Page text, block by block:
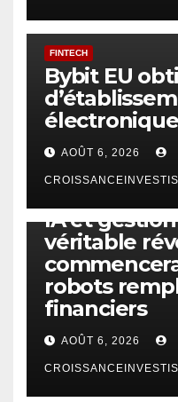
FINTECH
Bybit EU
électronique
AOÛT 6, 2026
IA et gestion
véritable
robots
financiers
AOÛT 6, 2026